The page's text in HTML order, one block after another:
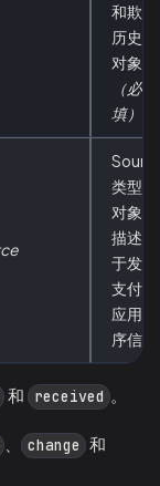
和欺诈
历史的
对象。
（必
填）
类型的
对象，
描述用
于发送
支付的
应用程
序信息
和 received
、 change 和